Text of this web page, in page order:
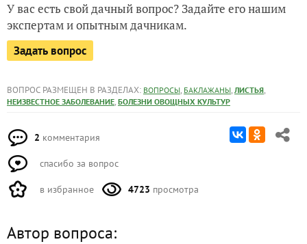
У вас есть свой дачный вопрос? Задайте его нашим
экспертам и опытным дачникам.
Задать вопрос
ВОПРОС РАЗМЕЩЕН В РАЗДЕЛАХ: ВОПРОСЫ, БАКЛАЖАНЫ, ЛИСТЬЯ,
НЕИЗВЕСТНОЕ ЗАБОЛЕВАНИЕ, БОЛЕЗНИ ОВОЩНЫХ КУЛЬТУР
2 комментария
спасибо за вопрос
в избранное 4723 просмотра
Автор вопроса: